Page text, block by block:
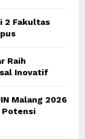
2 Fakultas
Raih
Inovatif
Malang 2026
Potensi